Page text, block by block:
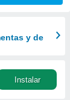
y de
Instalar